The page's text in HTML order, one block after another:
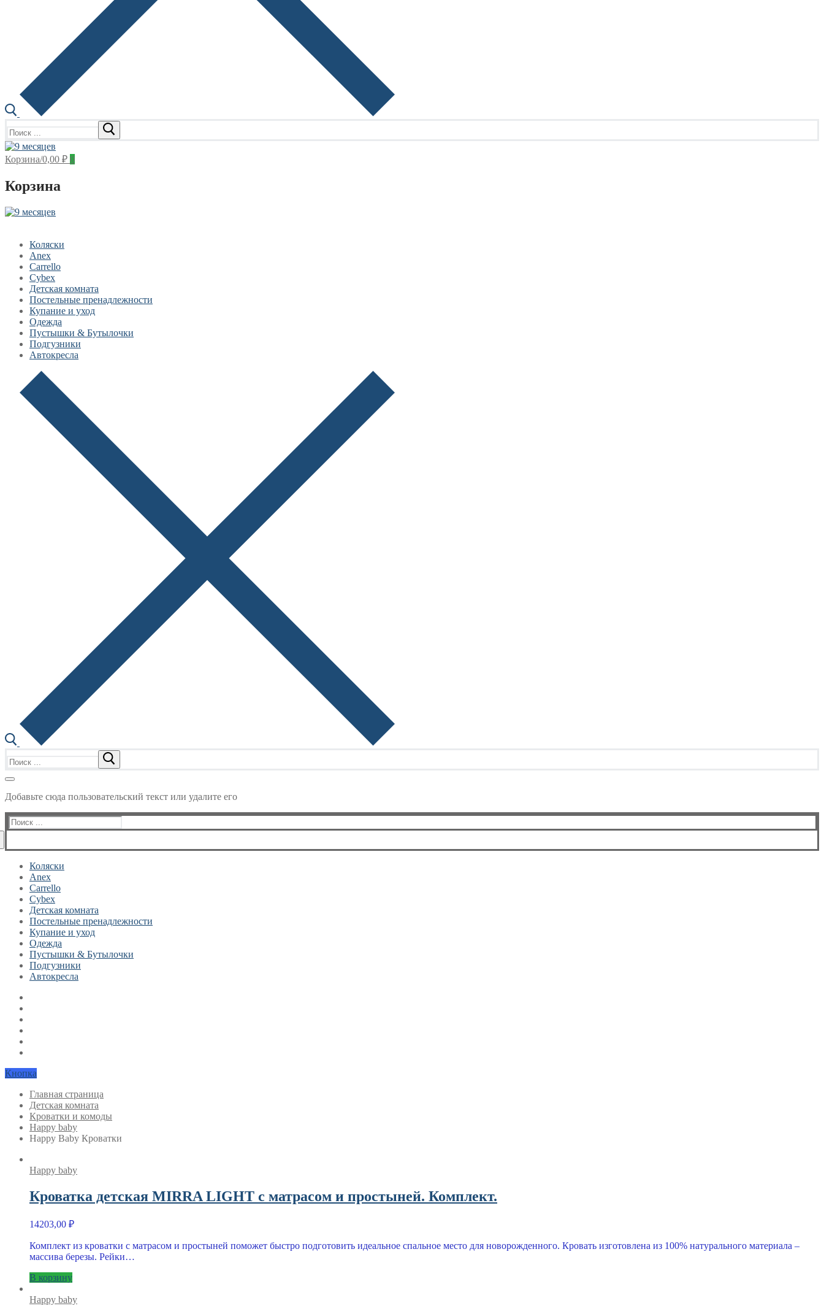
Корзина/0,00 ₽ 0
Корзина
Коляски
Anex
Carrello
Cybex
Детская комната
Постельные пренадлежности
Купание и уход
Одежда
Пустышки & Бутылочки
Подгузники
Автокресла
Добавьте сюда пользовательский текст или удалите его
Найти:
Коляски
Anex
Carrello
Cybex
Детская комната
Постельные пренадлежности
Купание и уход
Одежда
Пустышки & Бутылочки
Подгузники
Автокресла
Кнопка
Главная страница
Детская комната
Кроватки и комоды
Happy baby
Happy Baby Кроватки
Happy baby
Кроватка детская MIRRA LIGHT c матрасом и простыней. Комплект.
14203,00 ₽
Комплект из кроватки с матрасом и простыней поможет быстро подготовить идеальное спальное место для новорожденного. Кровать изготовлена из 100% натурального материала –
массива березы. Рейки…
В корзину
Happy baby